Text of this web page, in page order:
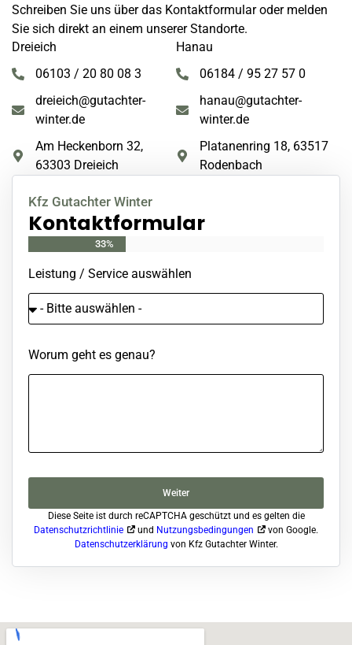
Schreiben Sie uns über das Kontaktformular oder melden
Sie sich direkt an einem unserer Standorte.
Dreieich
06103 / 20 80 08 3
dreieich@gutachter-
winter.de
Am Heckenborn 32,
63303 Dreieich
Hanau
06184 / 95 27 57 0
hanau@gutachter-
winter.de
Platanenring 18, 63517
Rodenbach
Kfz Gutachter Winter
Kontaktformular
33%
Leistung / Service auswählen
Worum geht es genau?
Weiter
Diese Seite ist durch reCAPTCHA geschützt und es gelten die
Datenschutzrichtlinie
und Nutzungsbedingungen
von Google.
Datenschutzerklärung von Kfz Gutachter Winter.